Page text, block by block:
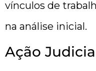
vínculos de
na análise inicial.
Ação